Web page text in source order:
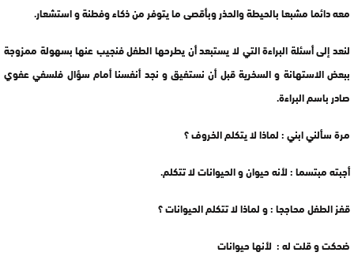
معه دائما مشبعا بالحيطة والحذر وبأقصى ما يتوفر من ذكاء وفطنة و استشعار.
لنعد إلى أسئلة البراءة التي لا يستبعد أن يطرحها الطفل فنجيب عنها بسهولة ممزوجة
ببعض الاستهانة و السخرية قبل أن نستفيق و نجد أنفسنا أمام سؤال فلسفي عفوي
صادر باسم البراءة.
مرة سألني ابني : لماذا لا يتكلم الخروف ؟
أجبته مبتسما : لأنه حيوان و الحيوانات لا تتكلم.
قفز الطفل محاججا : و لماذا لا تتكلم الحيوانات ؟
ضحكت و قلت له : لأنها حيوانات